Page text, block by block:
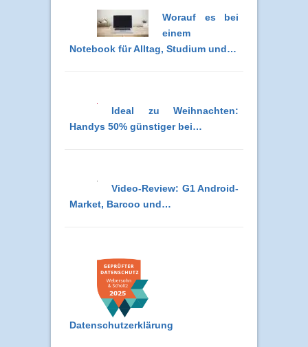
Worauf es bei
einem
Notebook für Alltag, Studium und…
Ideal zu Weihnachten:
Handys 50% günstiger bei…
Video-Review: G1 Android-
Market, Barcoo und…
Datenschutzerklärung